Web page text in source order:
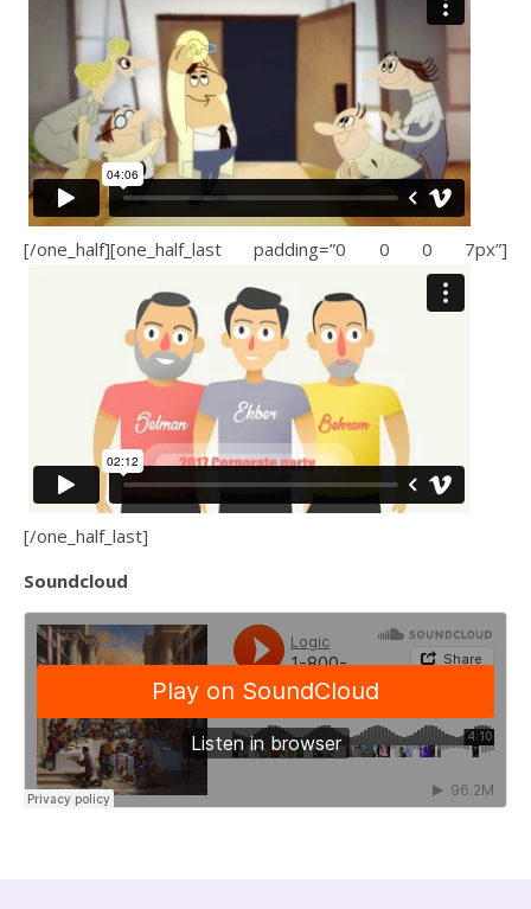
[/one_half][one_half_last padding=”0 0 0 7px”]
[/one_half_last]
Soundcloud